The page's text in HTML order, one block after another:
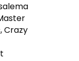
Crazy